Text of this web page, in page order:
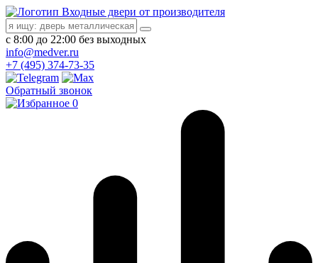
Входные двери от производителя
с 8:00 до 22:00 без выходных
info@medver.ru
+7 (495) 374-73-35
Обратный звонок
0